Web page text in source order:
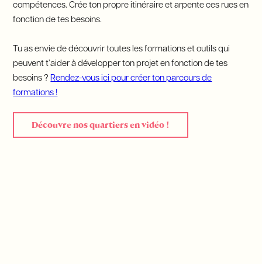
compétences. Crée ton propre itinéraire et arpente ces rues en
fonction de tes besoins.
Tu as envie de découvrir toutes les formations et outils qui
peuvent t’aider à développer ton projet en fonction de tes
besoins ?Rendez-vous ici pour créer ton parcours de
formations !
Découvre nos quartiers en vidéo !